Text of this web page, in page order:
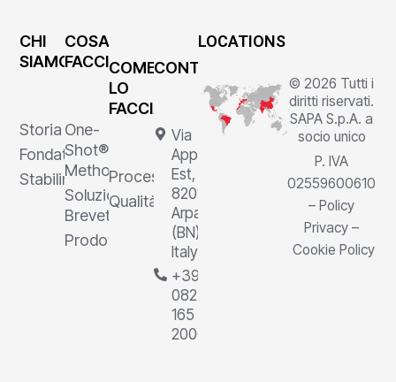
CHI
SIAMO
Storia
Fondatore
Stabilimenti
COSA
FACCIAMO
One-
Shot®
Method
Soluzioni
Brevettate
Prodotti
COME
LO
FACCIAMO
Processi
Qualità
CONTATTI
Via
Appia
Est, 1,
82011
Arpaia
(BN),
Italy
+39
0823
165
2000
LOCATIONS
© 2026 Tutti i
diritti riservati.
SAPA S.p.A. a
socio unico
P. IVA
02559600610
–Policy
Privacy –
Cookie Policy